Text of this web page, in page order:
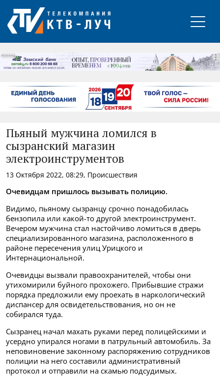
РЕКЛАМА
Пьяный мужчина ломился в
сызранский магазин
электроинструментов
13 Октября 2022, 08:29, Происшествия
Очевидцам пришлось вызывать полицию.
Видимо, пьяному сызранцу срочно понадобилась
бензопила или какой-то другой электроинструмент.
Вечером мужчина стал настойчиво ломиться в дверь
специализированного магазина, расположенного в
районе пересечения улиц Урицкого и
Интернациональной.
Очевидцы вызвали правоохранителей, чтобы они
утихомирили буйного прохожего. Прибывшие стражи
порядка предложили ему проехать в наркологический
диспансер для освидетельствования, но он не
собирался туда.
Сызранец начал махать руками перед полицейскими и
усердно упирался ногами в патрульный автомобиль. За
неповиновение законному распоряжению сотрудников
полиции на него составили административный
протокол и отправили на скамью подсудимых.